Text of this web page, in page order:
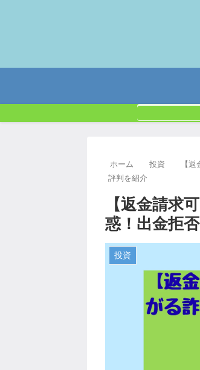
ホーム 投資
【
評判を紹介
【返金請求
惑！出金拒
投資